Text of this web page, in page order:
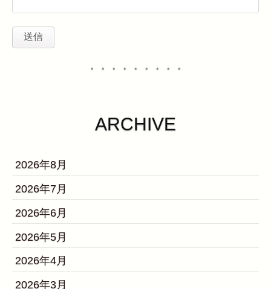
・・・・・・・・・
ARCHIVE
2026年8月
2026年7月
2026年6月
2026年5月
2026年4月
2026年3月